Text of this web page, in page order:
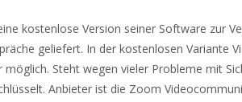
kostenlose Version seiner Software zur
geliefert. In der kostenlosen Variante
Steht wegen vieler Probleme mit
Anbieter ist die Zoom